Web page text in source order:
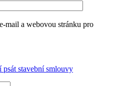
mail a webovou stránku pro
stavební smlouvy